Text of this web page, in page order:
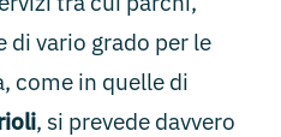
di vario grado per le
come in quelle di
, si prevede davvero